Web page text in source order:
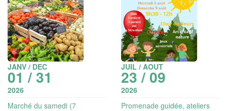
JANV / DEC
01 / 31
2026
Marché du samedi (7
JUIL / AOUT
23 / 09
2026
Promenade guidée, ateliers